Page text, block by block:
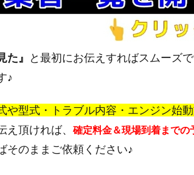
た』
と最初にお伝えすればスムーズ
♪
や型式・トラブル内容・エンジン始
え頂ければ、 確定料金＆現場到着までの
そのままご依頼ください♪